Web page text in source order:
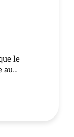
le
au…